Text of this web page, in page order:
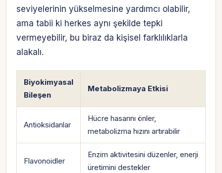
seviyelerinin yükselmesine yardımcı olabilir,
ama tabii ki herkes aynı şekilde tepki
vermeyebilir, bu biraz da kişisel farklılıklarla
alakalı.
Biyokimyasal
Bileşen
Metabolizmaya Etkisi
Antioksidanlar
Hücre hasarını önler,
metabolizma hızını artırabilir
Flavonoidler
Enzim aktivitesini düzenler, enerji
üretimini destekler